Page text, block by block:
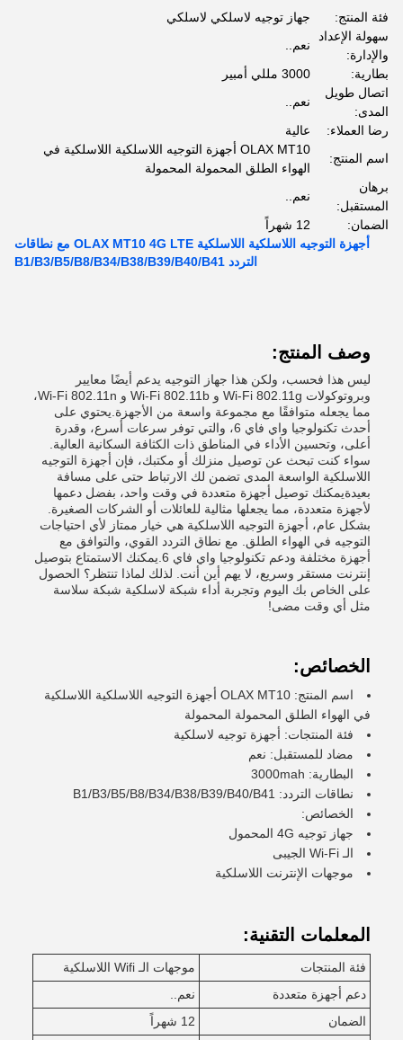
فئة المنتج:
جهاز توجيه لاسلكي لاسلكي
سهولة الإعداد
والإدارة:
نعم..
بطارية:
3000 مللي أمبير
اتصال طويل
المدى:
نعم..
رضا العملاء:
عالية
اسم المنتج:
OLAX MT10 أجهزة التوجيه اللاسلكية اللاسلكية في
الهواء الطلق المحمولة المحمولة
برهان
المستقبل:
نعم..
الضمان:
12 شهراً
أجهزة التوجيه اللاسلكية اللاسلكية OLAX MT10 4G LTE مع نطاقات
التردد B1/B3/B5/B8/B34/B38/B39/B40/B41
وصف المنتج:
ليس هذا فحسب، ولكن هذا جهاز التوجيه يدعم أيضًا معايير
وبروتوكولات Wi-Fi 802.11g و Wi-Fi 802.11b و Wi-Fi 802.11n،
مما يجعله متوافقًا مع مجموعة واسعة من الأجهزة.يحتوي على
أحدث تكنولوجيا واي فاي 6، والتي توفر سرعات أسرع، وقدرة
أعلى، وتحسين الأداء في المناطق ذات الكثافة السكانية العالية.
سواء كنت تبحث عن توصيل منزلك أو مكتبك، فإن أجهزة التوجيه
اللاسلكية الواسعة المدى تضمن لك الارتباط حتى على مسافة
بعيدةيمكنك توصيل أجهزة متعددة في وقت واحد، بفضل دعمها
لأجهزة متعددة، مما يجعلها مثالية للعائلات أو الشركات الصغيرة.
بشكل عام، أجهزة التوجيه اللاسلكية هي خيار ممتاز لأي احتياجات
التوجيه في الهواء الطلق. مع نطاق التردد القوي، والتوافق مع
أجهزة مختلفة ودعم تكنولوجيا واي فاي 6.يمكنك الاستمتاع بتوصيل
إنترنت مستقر وسريع، لا يهم أين أنت. لذلك لماذا تنتظر؟ الحصول
على الخاص بك اليوم وتجربة أداء شبكة لاسلكية شبكة سلاسة
مثل أي وقت مضى!
الخصائص:
اسم المنتج: OLAX MT10 أجهزة التوجيه اللاسلكية اللاسلكية
في الهواء الطلق المحمولة المحمولة
فئة المنتجات: أجهزة توجيه لاسلكية
مضاد للمستقبل: نعم
البطارية: 3000mah
نطاقات التردد: B1/B3/B5/B8/B34/B38/B39/B40/B41
الخصائص:
جهاز توجيه 4G المحمول
الـ Wi-Fi الجيبى
موجهات الإنترنت اللاسلكية
المعلمات التقنية:
فئة المنتجات
موجهات الـ Wifi اللاسلكية
دعم أجهزة متعددة
نعم..
الضمان
12 شهراً